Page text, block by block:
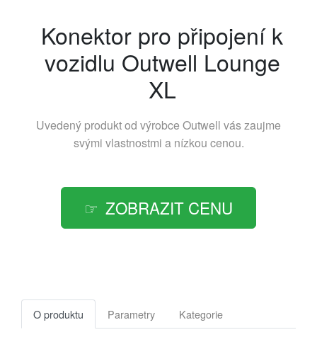
Konektor pro připojení k
vozidlu Outwell Lounge
XL
Uvedený produkt od výrobce Outwell vás zaujme
svými vlastnostmi a nízkou cenou.
ZOBRAZIT CENU
O produktu Parametry Kategorie